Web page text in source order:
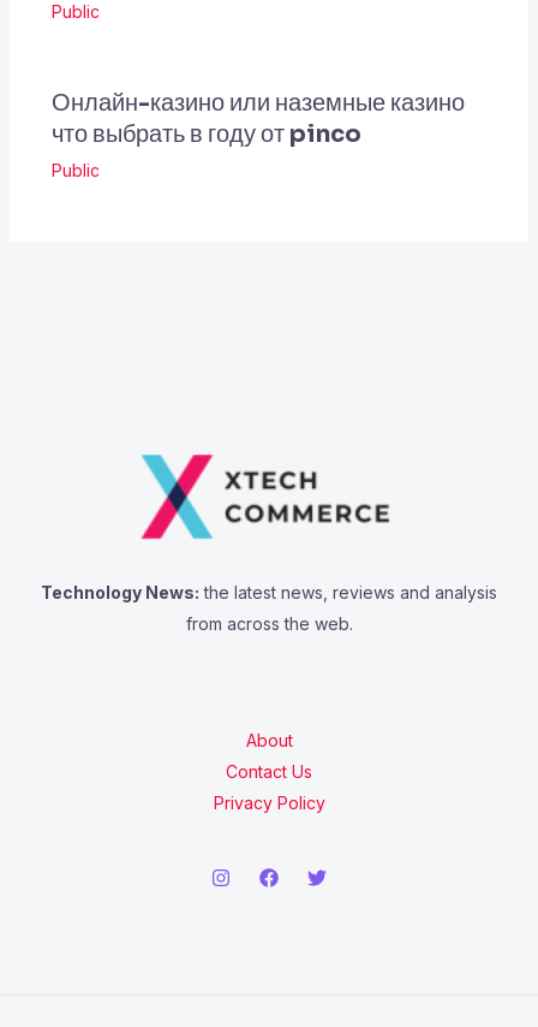
Public
Онлайн-казино или наземные казино
что выбрать в году от pinco
Public
Technology News: the latest news, reviews and analysis
from across the web.
About
Contact Us
Privacy Policy